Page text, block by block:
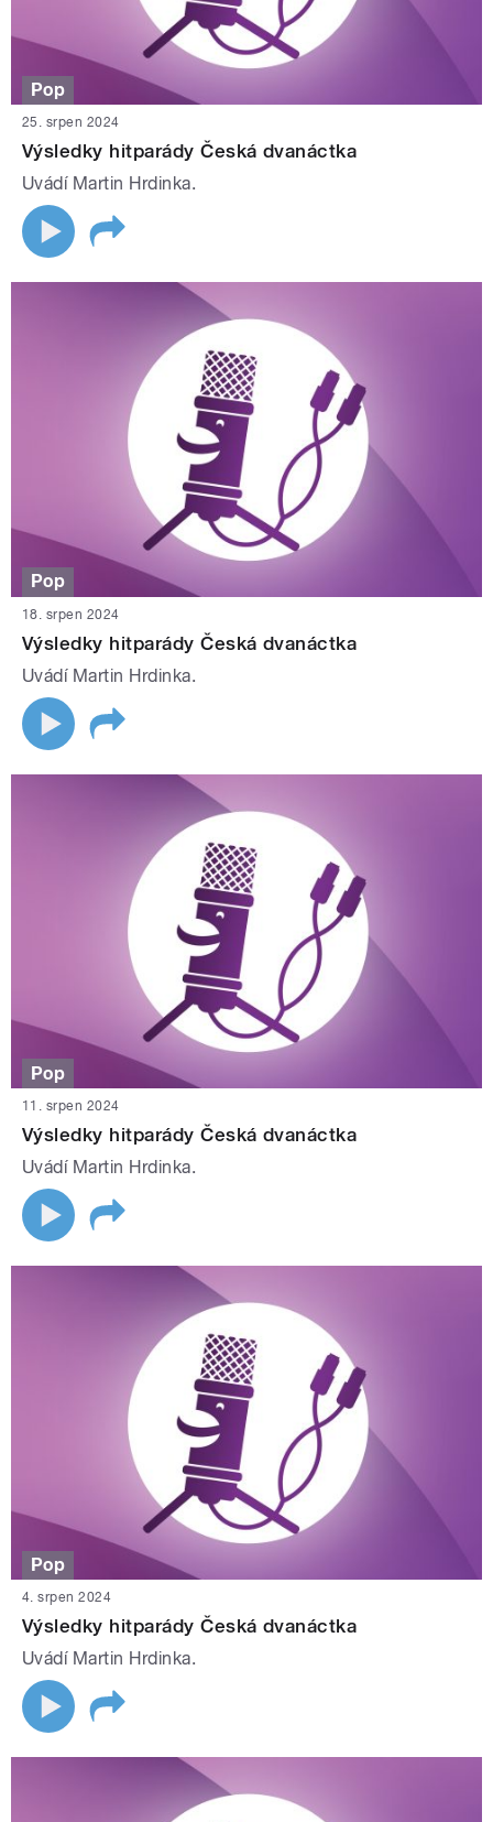
Pop
25. srpen 2024
Výsledky hitparády Česká dvanáctka
Uvádí Martin Hrdinka.
Pop
18. srpen 2024
Výsledky hitparády Česká dvanáctka
Uvádí Martin Hrdinka.
Pop
11. srpen 2024
Výsledky hitparády Česká dvanáctka
Uvádí Martin Hrdinka.
Pop
4. srpen 2024
Výsledky hitparády Česká dvanáctka
Uvádí Martin Hrdinka.